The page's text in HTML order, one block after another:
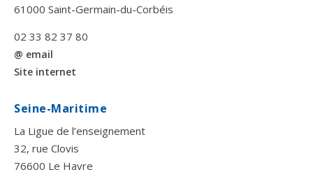
61000 Saint-Germain-du-Corbéis
02 33 82 37 80
@ email
Site internet
Seine-Maritime
La Ligue de l’enseignement
32, rue Clovis
76600 Le Havre